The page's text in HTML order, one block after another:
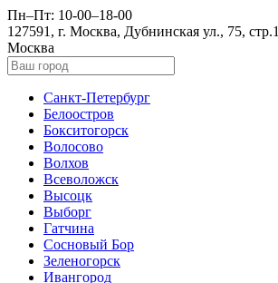
Пн–Пт: 10-00–18-00
127591, г. Москва, Дубнинская ул., 75, стр.1
Москва
Санкт-Петербург
Белоостров
Бокситогорск
Волосово
Волхов
Всеволожск
Высоцк
Выборг
Гатчина
Сосновый Бор
Зеленогорск
Ивангород